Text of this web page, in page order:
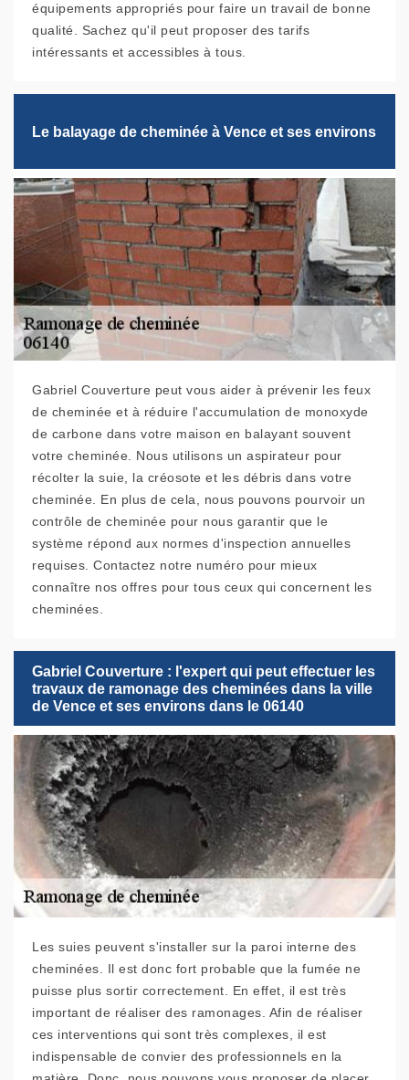
équipements appropriés pour faire un travail de bonne
qualité. Sachez qu'il peut proposer des tarifs
intéressants et accessibles à tous.
Le balayage de cheminée à Vence et ses environs
Gabriel Couverture peut vous aider à prévenir les feux
de cheminée et à réduire l'accumulation de monoxyde
de carbone dans votre maison en balayant souvent
votre cheminée. Nous utilisons un aspirateur pour
récolter la suie, la créosote et les débris dans votre
cheminée. En plus de cela, nous pouvons pourvoir un
contrôle de cheminée pour nous garantir que le
système répond aux normes d'inspection annuelles
requises. Contactez notre numéro pour mieux
connaître nos offres pour tous ceux qui concernent les
cheminées.
Gabriel Couverture : l'expert qui peut effectuer les
travaux de ramonage des cheminées dans la ville
de Vence et ses environs dans le 06140
Les suies peuvent s'installer sur la paroi interne des
cheminées. Il est donc fort probable que la fumée ne
puisse plus sortir correctement. En effet, il est très
important de réaliser des ramonages. Afin de réaliser
ces interventions qui sont très complexes, il est
indispensable de convier des professionnels en la